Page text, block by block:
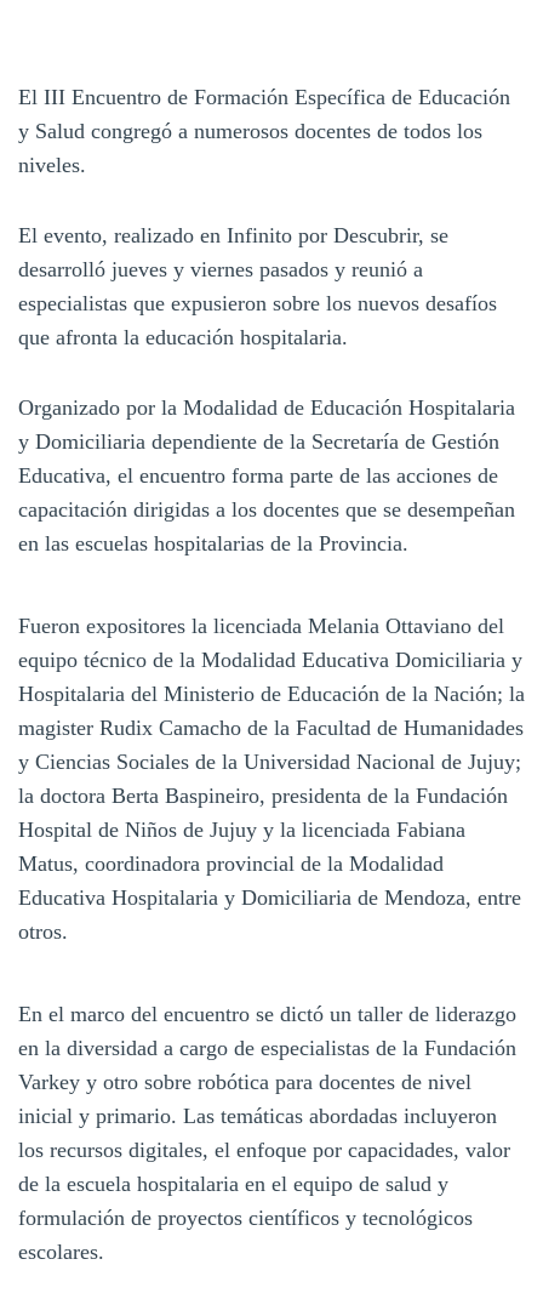
El III Encuentro de Formación Específica de Educación
y Salud congregó a numerosos docentes de todos los
niveles.
El evento, realizado en Infinito por Descubrir, se
desarrolló jueves y viernes pasados y reunió a
especialistas que expusieron sobre los nuevos desafíos
que afronta la educación hospitalaria.
Organizado por la Modalidad de Educación Hospitalaria
y Domiciliaria dependiente de la Secretaría de Gestión
Educativa, el encuentro forma parte de las acciones de
capacitación dirigidas a los docentes que se desempeñan
en las escuelas hospitalarias de la Provincia.
Fueron expositores la licenciada Melania Ottaviano del
equipo técnico de la Modalidad Educativa Domiciliaria y
Hospitalaria del Ministerio de Educación de la Nación; la
magister Rudix Camacho de la Facultad de Humanidades
y Ciencias Sociales de la Universidad Nacional de Jujuy;
la doctora Berta Baspineiro, presidenta de la Fundación
Hospital de Niños de Jujuy y la licenciada Fabiana
Matus, coordinadora provincial de la Modalidad
Educativa Hospitalaria y Domiciliaria de Mendoza, entre
otros.
En el marco del encuentro se dictó un taller de liderazgo
en la diversidad a cargo de especialistas de la Fundación
Varkey y otro sobre robótica para docentes de nivel
inicial y primario. Las temáticas abordadas incluyeron
los recursos digitales, el enfoque por capacidades, valor
de la escuela hospitalaria en el equipo de salud y
formulación de proyectos científicos y tecnológicos
escolares.